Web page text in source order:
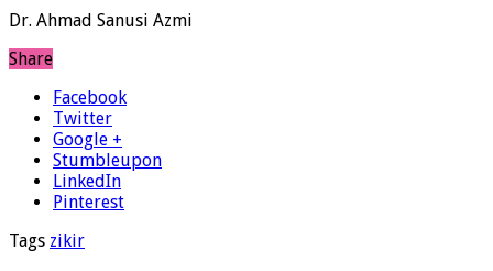
Dr. Ahmad Sanusi Azmi
Share
Facebook
Twitter
Google +
Stumbleupon
LinkedIn
Pinterest
Tags zikir